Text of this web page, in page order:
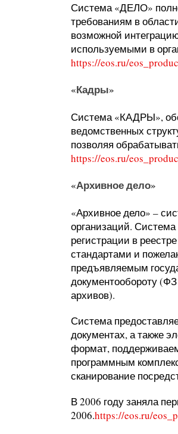
Система «ДЕЛО»
требованиям в
возможной
используемыми в
https://eos.ru/
«Кадры»
Система «КАДРЫ»,
ведомственных
позволяя
https://eos.ru/
«Архивное дело»
«Архивное дело» –
организаций.
регистрации в
стандартами и
предъявляемым
документообороту
архивов).
Система
документах, а также
формат,
программным
сканирование
В 2006 году заняла
2006.https://eos.ru/